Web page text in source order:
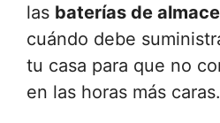
las baterías de
cuándo debe
tu casa para que no
en las horas más caras.